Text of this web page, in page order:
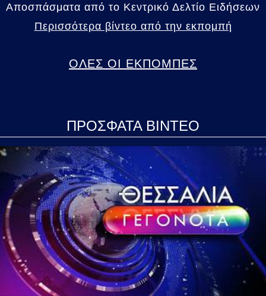
Αποσπάσματα από το Κεντρικό Δελτίο Ειδήσεων
Περισσότερα βίντεο από την εκπομπή
ΟΛΕΣ ΟΙ ΕΚΠΟΜΠΕΣ
ΠΡΟΣΦΑΤΑ ΒΙΝΤΕΟ